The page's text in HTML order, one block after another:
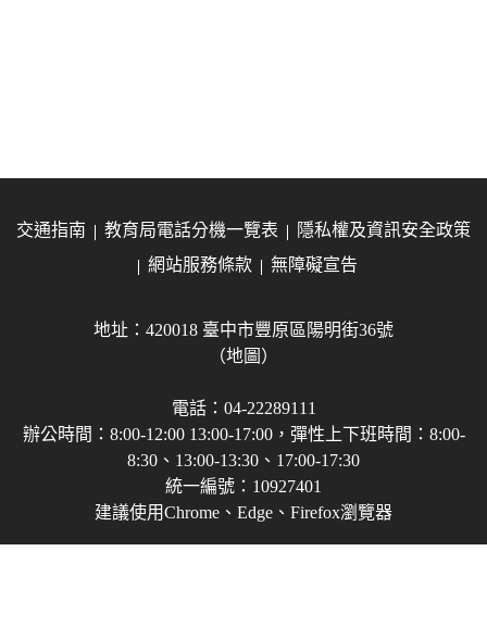
交通指南 教育局電話分機一覽表
隱私權及資訊安全政策
網站服務條款
無障礙宣告
地址：420018 臺中市豐原區陽明街36號
（地圖）
電話：04-22289111
辦公時間：8:00-12:00 13:00-17:00，彈性上下班時間：8:00-
8:30、13:00-13:30、17:00-17:30
統一編號：10927401
建議使用Chrome、Edge、Firefox瀏覽器